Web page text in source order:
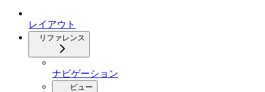
レイアウト
リファレンス
ナビゲーション
ビュー